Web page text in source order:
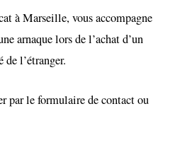
à Marseille, vous accompagne
arnaque lors de l’achat d’un
l’étranger.
par le formulaire de contact ou